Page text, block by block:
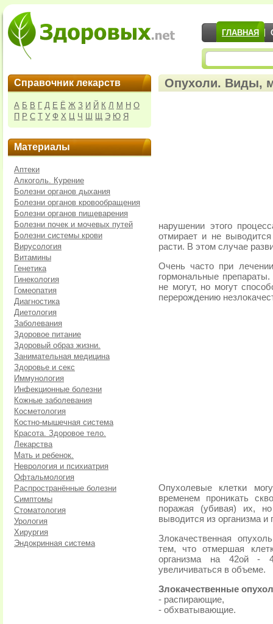
ГЛАВНАЯ
Справочник лекарств
А Б В Г Д Е Ё Ж З И Й К Л М Н О
П Р С Т У Ф Х Ц Ч Ш Щ Э Ю Я
Материалы
Аптеки
Алкоголь. Курение
Болезни органов дыхания
Болезни органов кровообращения
Болезни органов пищеварения
Болезни почек и мочевых путей
Болезни системы крови
Вирусология
Витамины
Генетика
Гинекология
Гомеопатия
Диагностика
Диетология
Заболевания
Здоровое питание
Здоровый образ жизни.
Занимательная медицина
Здоровье и секс
Иммунология
Инфекционные болезни
Кожные заболевания
Косметология
Костно-мышечная система
Красота. Здоровое тело.
Лекарства
Мать и ребенок.
Неврология и психиатрия
Офтальмология
Распространённые болезни
Симптомы
Стоматология
Урология
Хирургия
Эндокринная система
Опухоли. Виды,
нарушении этого
отмирает и не
расти. В этом случае
Очень часто при
гормональные
не могут, но могут
перерождению
Опухолевые клетки
временем проникать
поражая (убивая) их,
выводится из организма и
Злокачественная
тем, что отмершая
организма на 42ой -
увеличиваться в объеме.
Злокачественные
- распирающие,
- обхватывающие.